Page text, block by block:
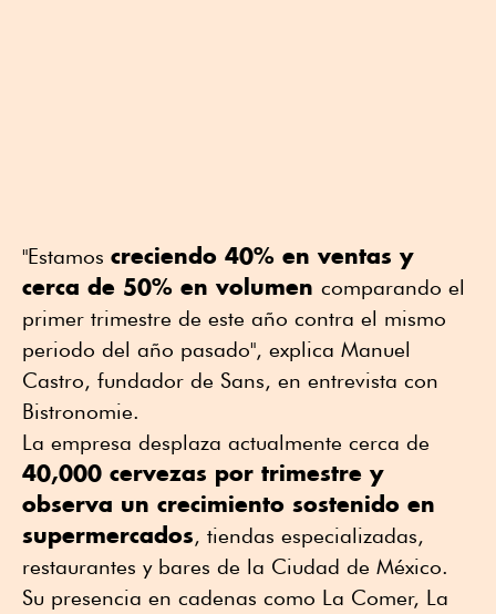
"Estamos creciendo 40% en ventas y
cerca de 50% en volumen comparando el
primer trimestre de este año contra el mismo
periodo del año pasado", explica Manuel
Castro, fundador de Sans, en entrevista con
Bistronomie.
La empresa desplaza actualmente cerca de
40,000 cervezas por trimestre y
observa un crecimiento sostenido en
supermercados, tiendas especializadas,
restaurantes y bares de la Ciudad de México.
Su presencia en cadenas como La Comer, La